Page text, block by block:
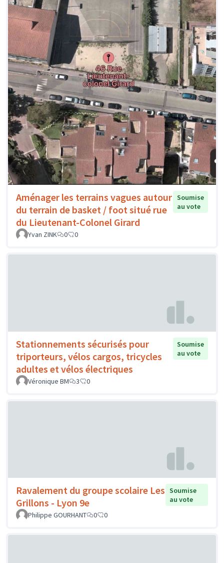
Aménager les terrains vagues autour
du terrain de basket / foot situé rue
du Lieutenant-Colonel Girard
Soumise
au vote
Yvan ZINK 0 0
Stationnements sécurisés pour
triporteurs, vélos cargos, tricycles
adultes et vélos électriques
Soumise
au vote
Véronique BM 3 0
Ravalement du groupe scolaire Les
Grillons - Lyon 9e
Soumise
au vote
Philippe GOURHANT
0 0